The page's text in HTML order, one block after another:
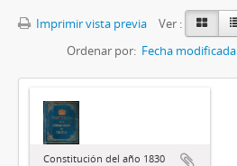
Imprimir vista previa
Ver :
Ordenar por: Fecha modificada
Constitución del año 1830